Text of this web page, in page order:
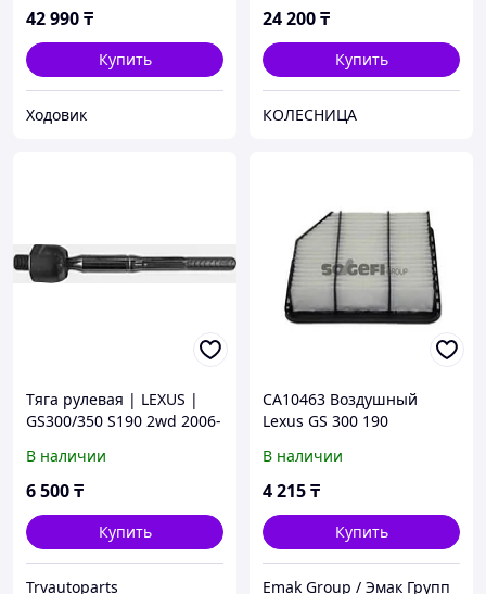
42 990₸
Купить
Ходовик
24 200₸
Купить
КОЛЕСНИЦА
Тяга рулевая | LEXUS |
GS300/350 S190 2wd 2006-
В наличии
6 500₸
Купить
Trvautoparts
CA10463 Воздушный
Lexus GS 300 190
В наличии
4 215₸
Купить
Emak Group / Эмак Групп